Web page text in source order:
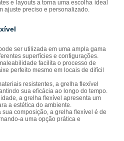
e layouts a torna uma escolha ideal
ajuste preciso e personalizado.
ser utilizada em uma ampla gama
superfícies e configurações.
facilita o processo de
perfeito mesmo em locais de difícil
resistentes, a grelha flexível
sua eficácia ao longo do tempo.
a grelha flexível apresenta um
a estética do ambiente.
composição, a grelha flexível é de
a uma opção prática e